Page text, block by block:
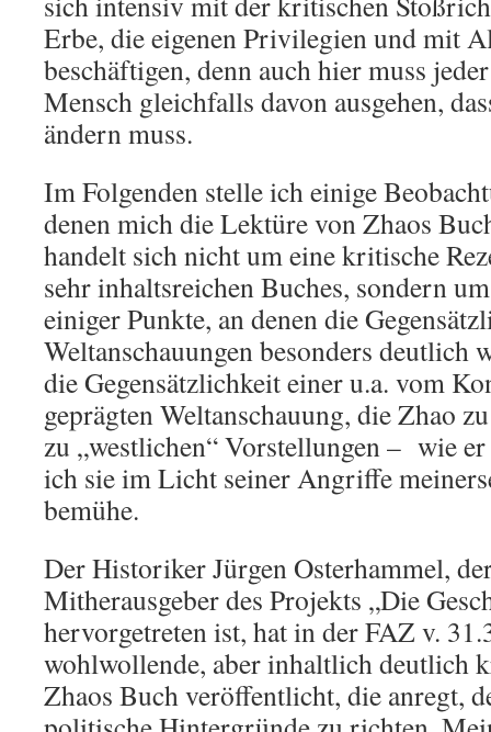
Erbe, die eigenen Privilegien und mit
beschäftigen, denn auch hier muss
Mensch gleichfalls davon ausgehen,
ändern muss.
Im Folgenden stelle ich einige
denen mich die Lektüre von Zhaos
handelt sich nicht um eine kritische
sehr inhaltsreichen Buches, sondern
einiger Punkte, an denen die
Weltanschauungen besonders
die Gegensätzlichkeit einer u.a. vom
geprägten Weltanschauung, die Zhao
zu „westlichen“ Vorstellungen – wie
ich sie im Licht seiner Angriffe
bemühe.
Der Historiker Jürgen Osterhammel,
Mitherausgeber des Projekts „Die
hervorgetreten ist, hat in der FAZ v.
wohlwollende, aber inhaltlich deutlich
Zhaos Buch veröffentlicht, die anregt,